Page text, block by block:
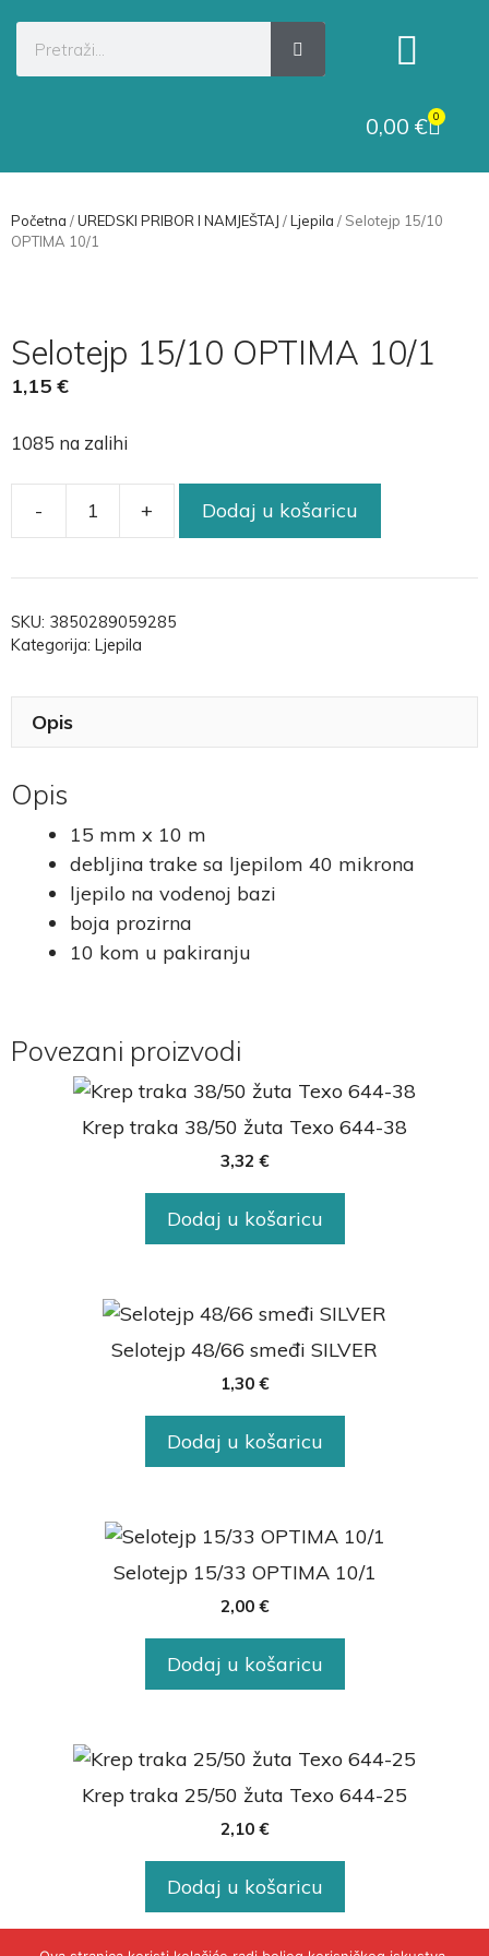
0,00 € 0
Početna /UREDSKI PRIBOR I NAMJEŠTAJ /Ljepila / Selotejp 15/10
OPTIMA 10/1
Selotejp 15/10 OPTIMA 10/1
1,15 €
1085 na zalihi
- + Dodaj u košaricu
SKU: 3850289059285
Kategorija: Ljepila
Opis
Opis
15 mm x 10 m
debljina trake sa ljepilom 40 mikrona
ljepilo na vodenoj bazi
boja prozirna
10 kom u pakiranju
Povezani proizvodi
Krep traka 38/50 žuta Texo 644-38
3,32 €
Dodaj u košaricu
Selotejp 48/66 smeđi SILVER
1,30 €
Dodaj u košaricu
Selotejp 15/33 OPTIMA 10/1
2,00 €
Dodaj u košaricu
Krep traka 25/50 žuta Texo 644-25
2,10 €
Dodaj u košaricu